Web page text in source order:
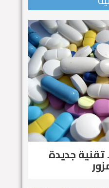
جديدة